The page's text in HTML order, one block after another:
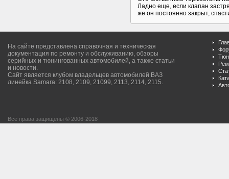
Ладно еще, если клапан
же он постоянно закрыт,
На сайте представлена справочная и техническая
документация по ремонту и обслуживанию, обзоры
серийных и тюнингованных автомобилей, а также статьи
и новости.
Сайт является клубом владельцев автомобилей ВАЗ
линейка Samara: 2108, 2109, 21099, 2113, 2114, 2115.
Все права защищены © 2006-2018